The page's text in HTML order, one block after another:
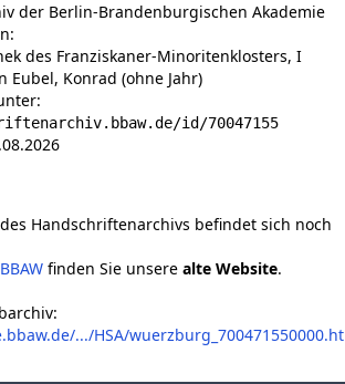
der Berlin-Brandenburgischen Akademie
des Franziskaner-Minoritenklosters, I
Eubel, Konrad (ohne Jahr)
id/70047155
des Handschriftenarchivs befindet sich noch
finden Sie unsere alte Website.
.../HSA/